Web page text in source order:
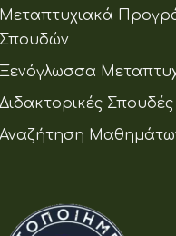
Μεταπτυχιακά
Σπουδών
Ξενόγλωσσα
Διδακτορικές Σπουδές
Αναζήτηση